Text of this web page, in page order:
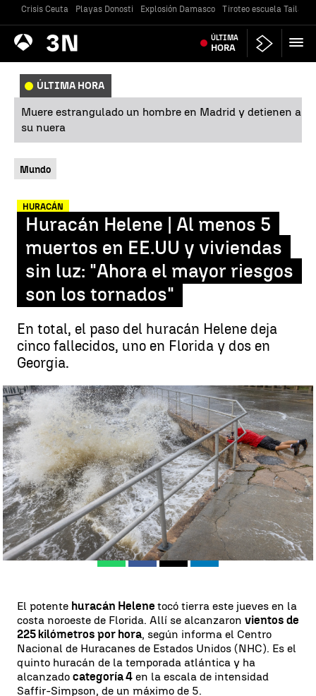
Crisis Ceuta Playas Donosti Explosión Damasco Tiroteo escuela
Antena
3 Noticias ÚLTIMA
HORA
ÚLTIMA HORA
Muere estrangulado un hombre en Madrid y detienen a
su nuera
Mundo
HURACÁN
Huracán Helene | Al menos 5
muertos en EE.UU y viviendas
sin luz: "Ahora el mayor riesgos
son los tornados"
En total, el paso del huracán Helene deja
cinco fallecidos, uno en Florida y dos en
Georgia.
Al menos 5 muertos en EE.UU por el huracán Helene |EFE
Rosario Miñano
Actualizado:27 de septiembre de 2024, 16:16
Publicado:27 de septiembre de 2024, 09:41
WhatsappFacebook
X Linkedin
El potente huracán Helene tocó tierra este jueves en la
costa noroeste de Florida. Allí se alcanzaron vientos de
225 kilómetros por hora, según informa el Centro
Nacional de Huracanes de Estados Unidos (NHC). Es el
quinto huracán de la temporada atlántica y ha
alcanzado categoría 4 en la escala de intensidad
Saffir-Simpson, de un máximo de 5.